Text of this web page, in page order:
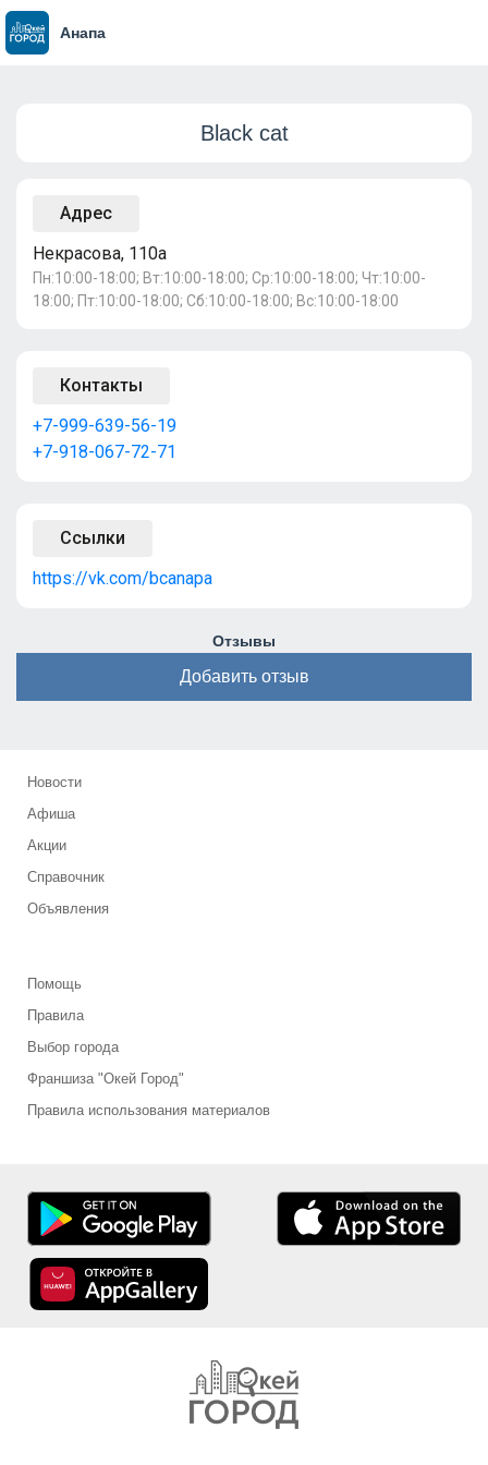
Анапа
Black cat
Адрес
Некрасова, 110а
Пн:10:00-18:00; Вт:10:00-18:00; Ср:10:00-18:00; Чт:10:00-
18:00; Пт:10:00-18:00; Сб:10:00-18:00; Вс:10:00-18:00
Контакты
+7-999-639-56-19
+7-918-067-72-71
Ссылки
https://vk.com/bcanapa
Отзывы
Добавить отзыв
Новости
Афиша
Акции
Справочник
Объявления
Помощь
Правила
Выбор города
Франшиза "Окей Город"
Правила использования материалов